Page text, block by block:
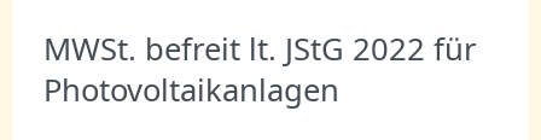
MWSt. befreit lt. JStG 2022 für
Photovoltaikanlagen